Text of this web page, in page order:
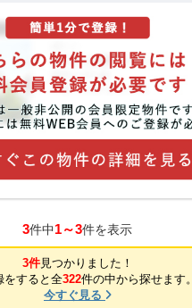
3件中1～3件を表示
3件見つかりました！
をすると全322件の中から探せます。
今すぐ見る